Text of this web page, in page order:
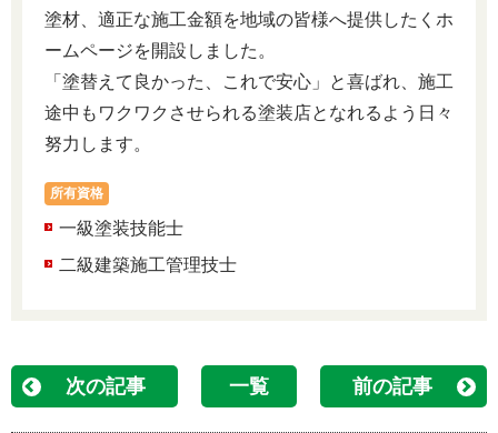
塗材、適正な施工金額を地域の皆様へ提供したくホ
ームページを開設しました。
「塗替えて良かった、これで安心」と喜ばれ、施工
途中もワクワクさせられる塗装店となれるよう日々
努力します。
所有資格
一級塗装技能士
二級建築施工管理技士
次の記事 一覧 前の記事